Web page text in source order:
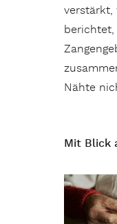
verstärkt,
Nähte
Mit Blick